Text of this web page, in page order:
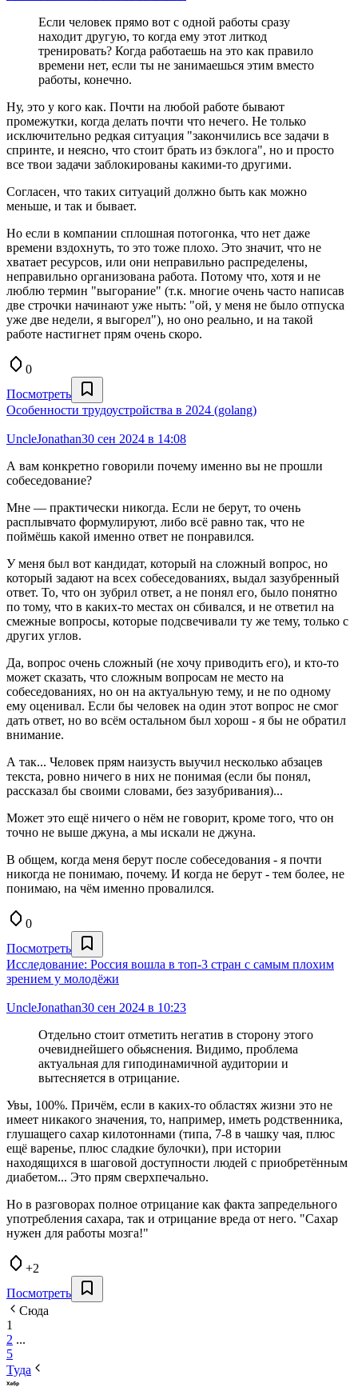
Если человек прямо вот с одной работы сразу
находит другую, то когда ему этот литкод
тренировать? Когда работаешь на это как правило
времени нет, если ты не занимаешься этим вместо
работы, конечно.
Ну, это у кого как. Почти на любой работе бывают
промежутки, когда делать почти что нечего. Не только
исключительно редкая ситуация "закончились все задачи в
спринте, и неясно, что стоит брать из бэклога", но и просто
все твои задачи заблокированы какими-то другими.
Согласен, что таких ситуаций должно быть как можно
меньше, и так и бывает.
Но если в компании сплошная потогонка, что нет даже
времени вздохнуть, то это тоже плохо. Это значит, что не
хватает ресурсов, или они неправильно распределены,
неправильно организована работа. Потому что, хотя и не
люблю термин "выгорание" (т.к. многие очень часто написав
две строчки начинают уже ныть: "ой, у меня не было отпуска
уже две недели, я выгорел"), но оно реально, и на такой
работе настигнет прям очень скоро.
0
Посмотреть
Особенности трудоустройства в 2024 (golang)
UncleJonathan30 сен 2024 в 14:08
А вам конкретно говорили почему именно вы не прошли
собеседование?
Мне — практически никогда. Если не берут, то очень
расплывчато формулируют, либо всё равно так, что не
поймёшь какой именно ответ не понравился.
У меня был вот кандидат, который на сложный вопрос, но
который задают на всех собеседованиях, выдал зазубренный
ответ. То, что он зубрил ответ, а не понял его, было понятно
по тому, что в каких-то местах он сбивался, и не ответил на
смежные вопросы, которые подсвечивали ту же тему, только с
других углов.
Да, вопрос очень сложный (не хочу приводить его), и кто-то
может сказать, что сложным вопросам не место на
собеседованиях, но он на актуальную тему, и не по одному
ему оценивал. Если бы человек на один этот вопрос не смог
дать ответ, но во всём остальном был хорош - я бы не обратил
внимание.
А так... Человек прям наизусть выучил несколько абзацев
текста, ровно ничего в них не понимая (если бы понял,
рассказал бы своими словами, без зазубривания)...
Может это ещё ничего о нём не говорит, кроме того, что он
точно не выше джуна, а мы искали не джуна.
В общем, когда меня берут после собеседования - я почти
никогда не понимаю, почему. И когда не берут - тем более, не
понимаю, на чём именно провалился.
0
Посмотреть
Исследование: Россия вошла в топ-3 стран с самым плохим
зрением у молодёжи
UncleJonathan30 сен 2024 в 10:23
Отдельно стоит отметить негатив в сторону этого
очевиднейшего обьяснения. Видимо, проблема
актуальная для гиподинамичной аудитории и
вытесняется в отрицание.
Увы, 100%. Причём, если в каких-то областях жизни это не
имеет никакого значения, то, например, иметь родственника,
глушащего сахар килотоннами (типа, 7-8 в чашку чая, плюс
ещё варенье, плюс сладкие булочки), при истории
находящихся в шаговой доступности людей с приобретённым
диабетом... Это прям сверхпечально.
Но в разговорах полное отрицание как факта запредельного
употребления сахара, так и отрицание вреда от него. "Сахар
нужен для работы мозга!"
+2
Посмотреть
Сюда
1
2 ...
5
Туда